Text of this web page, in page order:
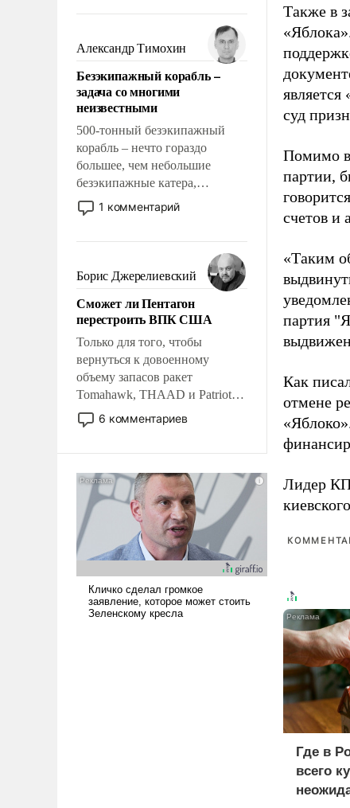
мужественным и твердым под
ударами судьбы, брать на себя
ответственность, помогать
слабым, идти вперед и
адаптироваться.
Александр Тимохин
Безэкипажный корабль –
задача со многими
неизвестными
500-тонный безэкипажный
корабль – нечто гораздо
большее, чем небольшие
безэкипажные катера,
применение которых уже
стало обыденностью. Задача по
сложна и амбициозна. Однако
и ее реализация радикально
поднимет наши боевые
возможности.
1 комментарий
Борис Джерелиевский
Сможет ли Пентагон
перестроить ВПК США
Только для того, чтобы
вернуться к довоенному
объему запасов ракет
Tomahawk, THAAD и Patriot
США потребуется более трех
лет. Даже небольшая война с
Сложившаяся ситуация
означает многолетний период
уязвимости США, например,
перед Китаем.
6 комментариев
Также в
суд
Помимо
партии,
счетов и
«Таким
партия
Как
отмене
Лидер
Где в
всего